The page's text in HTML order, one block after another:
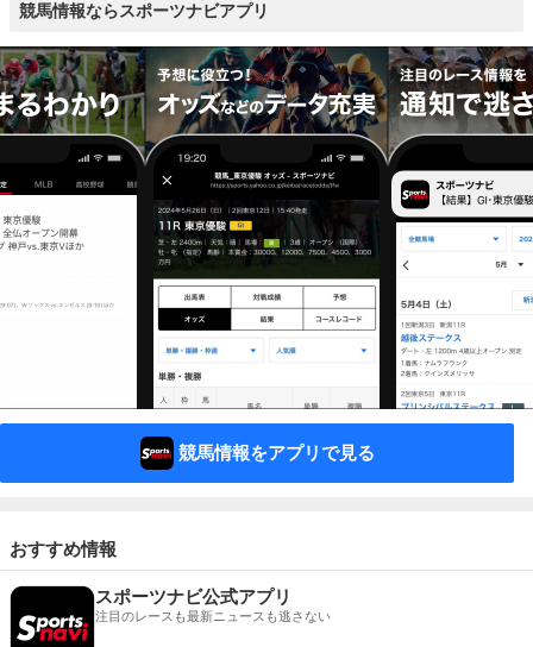
競馬情報ならスポーツナビアプリ
競馬情報をアプリで見る
おすすめ情報
スポーツナビ公式アプリ
注目のレースも最新ニュースも逃さない